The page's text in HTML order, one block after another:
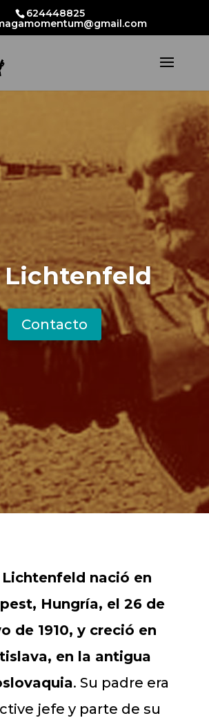
624448825
Contacto
nació en
Hungría, el 26 de
de 1910, y creció en
en la antigua
. Su padre era
jefe y parte de su